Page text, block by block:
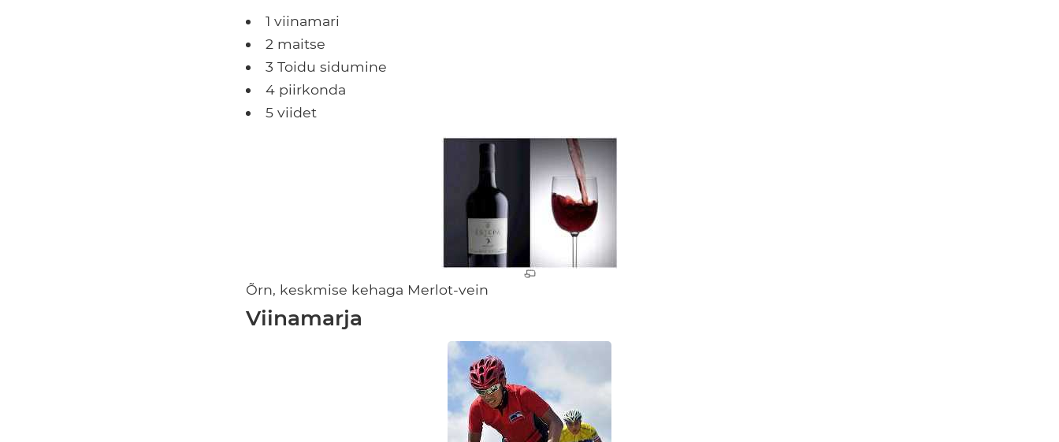
1 viinamari
2 maitse
3 Toidu sidumine
4 piirkonda
5 viidet
Õrn, keskmise kehaga Merlot-vein
Viinamarja